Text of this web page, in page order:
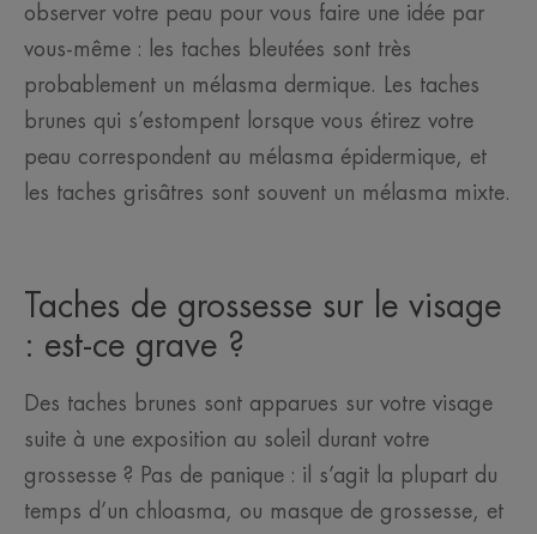
observer votre peau pour vous faire une idée par
vous-même : les taches bleutées sont très
probablement un mélasma dermique. Les taches
brunes qui s’estompent lorsque vous étirez votre
peau correspondent au mélasma épidermique, et
les taches grisâtres sont souvent un mélasma mixte.
Taches de grossesse sur le visage
: est-ce grave ?
Des taches brunes sont apparues sur votre visage
suite à une exposition au soleil durant votre
grossesse ? Pas de panique : il s’agit la plupart du
temps d’un chloasma, ou masque de grossesse, et